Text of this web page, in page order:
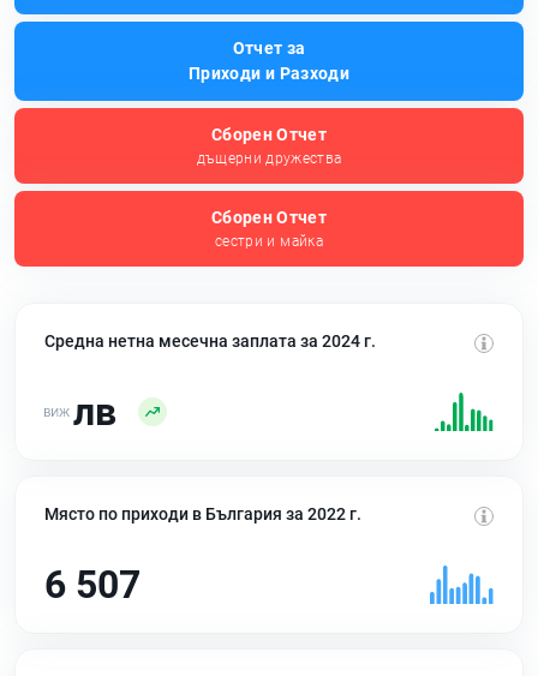
Отчет за
Приходи и Разходи
Сборен Отчет
дъщерни дружества
Сборен Отчет
сестри и майка
Средна нетна месечна заплата за 2024 г.
лв
Място по приходи в България за 2022 г.
6 507